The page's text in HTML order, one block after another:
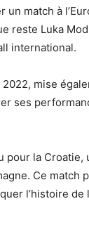
match à
reste Luka
international.
mise
ses
pour la Croatie,
Ce match
l’histoire de